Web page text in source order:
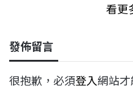
看更
發佈留言
很抱歉，必須登入網站才